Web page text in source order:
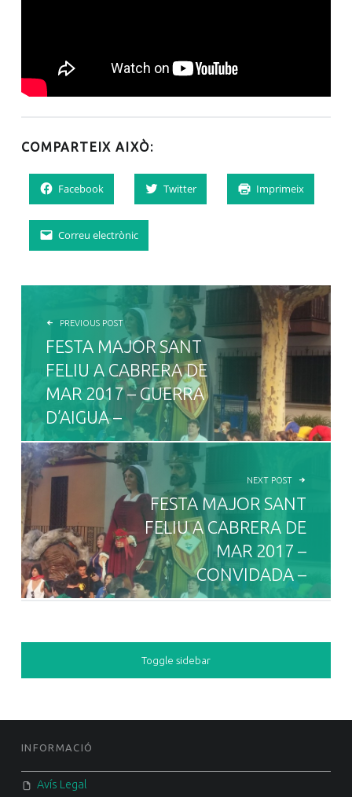
COMPARTEIX AIXÒ:
Facebook Twitter Imprimeix
Correu electrònic
NAVEGACIÓ D'ENTRADES
PREVIOUS POST
FESTA MAJOR SANT
FELIU A CABRERA DE
MAR 2017 – GUERRA
D’AIGUA –
NEXT POST
FESTA MAJOR SANT
FELIU A CABRERA DE
MAR 2017 –
CONVIDADA –
SIDEBAR
Toggle sidebar
FOOTER SIDEBAR
INFORMACIÓ
Avís Legal